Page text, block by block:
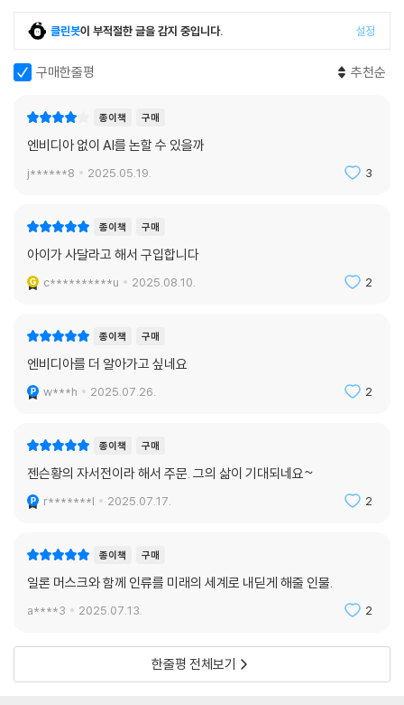
--- p.427
이를 사업화하려던 사람들은 모두 실패했습니다”라고 말했던 기술인 병렬
아무리 인기가 없더라도 그 분야의 유일한 시장 플레이어가 엔비디아이기
유율 90%라는 경이적인 숫자이다. 이에 대해 월 스트리트의 애널리스트
는 이렇게 평가했다. “AI 분야에서 전쟁이 벌어지고 있는데, 엔비디아는 유
일한 무기상이다.”
글, 애플, 인텔 등이 자체적으로 칩을 개발하며 반도체 산업이 탈중앙화하
면서 외부 파운드리를 이용한 유연한 생산 전략을 추진했고, 회사의 위기
상황에서 도입한 애뮬레이터를 통해 기존 방식을 과감히 생략하는 전환 능
로 론칭될 수 있었다. 사용자들을 엔비디아의 생태계 안에 묶어놓은 원동
이 외에도 이 책에서는 젠슨 황의 민첩한 조직 운영 전략, 완벽에 가까울 정
초창기 직원은 물론 그 자녀까지 함께 일하고 있는 리더십의 근원이 무엇
“AI 혁명의 미래를 알고 싶다면 엔비디아가 그리는 미래를 보라!”
이 책을 먼저 읽은 이들은 입을 모아 말한다. 이 책은 단순히 하나의 테크기
찾고, 새로운 기술 패러다임을 시장과 협업하며 어떻게 구축하는지 보여준
다고 말이다. 무엇보다 인류가 향후 AI 시대를 어떻게 맞이해야 할지에 대
실제 이 책의 중요한 화두는 바로 ‘AI 기술의 진화’이다. 엔비디아의 역사,
클린봇이 부적절한 글을 감지 중입니다. 설정
구매한줄평 추천순
종이책 구매
엔비디아 없이 AI를 논할 수 있을까
j******8 2025.05.19. 3
종이책 구매
아이가 사달라고 해서 구입합니다
c**********u 2025.08.10. 2
종이책 구매
엔비디아를 더 알아가고 싶네요
w***h 2025.07.26. 2
종이책 구매
젠슨황의 자서전이라 해서 주문. 그의 삶이 기대되네요~
r*******l 2025.07.17. 2
종이책 구매
일론 머스크와 함께 인류를 미래의 세계로 내딛게 해줄 인물.
a****3 2025.07.13. 2
한줄평 전체보기